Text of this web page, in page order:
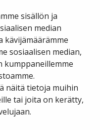
sisällön ja
median
kävijämäärämme
sosiaalisen median,
kumppaneillemme
näitä tietoja muihin
tai joita on kerätty,
kunta
A 1